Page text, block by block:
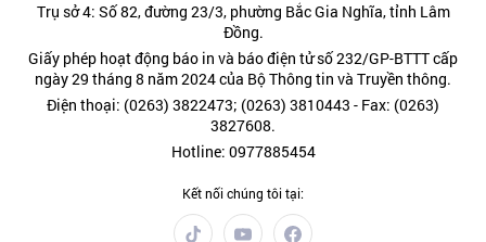
Trụ sở 4: Số 82, đường 23/3, phường Bắc Gia Nghĩa, tỉnh Lâm
Đồng.
Giấy phép hoạt động báo in và báo điện tử số 232/GP-BTTT cấp
ngày 29 tháng 8 năm 2024 của Bộ Thông tin và Truyền thông.
Điện thoại: (0263) 3822473; (0263) 3810443 - Fax: (0263)
3827608.
Hotline: 0977885454
Kết nối chúng tôi tại: